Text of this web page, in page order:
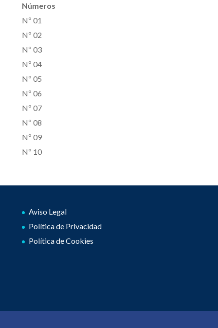
Números
Nº 01
Nº 02
Nº 03
Nº 04
Nº 05
Nº 06
Nº 07
Nº 08
Nº 09
Nº 10
Aviso Legal
Política de Privacidad
Política de Cookies